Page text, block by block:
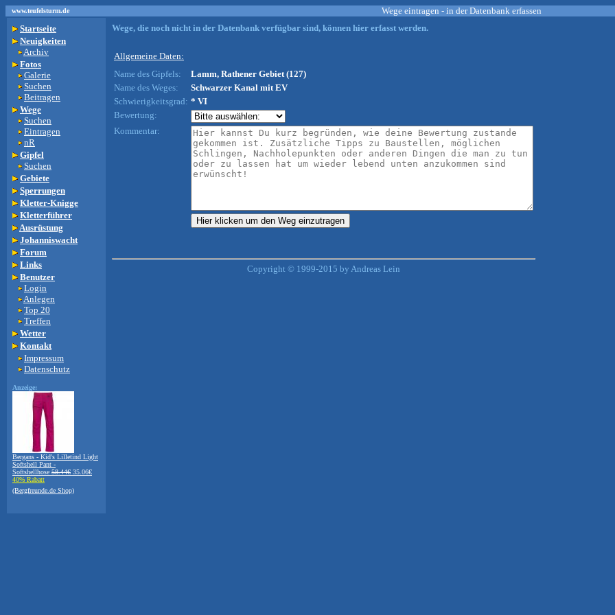
www.teufelsturm.de Wege eintragen - in der Datenbank erfassen
Startseite
Neuigkeiten
Archiv
Fotos
Galerie
Suchen
Beitragen
Wege
Suchen
Eintragen
nR
Gipfel
Suchen
Gebiete
Sperrungen
Kletter-Knigge
Kletterführer
Ausrüstung
Johanniswacht
Forum
Links
Benutzer
Login
Anlegen
Top 20
Treffen
Wetter
Kontakt
Impressum
Datenschutz
Anzeige:
Bergans - Kid's Lilletind Light
Softshell Pant -
Softshellhose 58.44€ 35.06€
40% Rabatt
(Bergfreunde.de Shop)
Wege, die noch nicht in der Datenbank verfügbar sind, können hier erfasst werden.
Allgemeine Daten:
Name des Gipfels:
Lamm, Rathener Gebiet (127)
Name des Weges:
Schwarzer Kanal mit EV
Schwierigkeitsgrad: * VI
Bewertung:
Kommentar:
Copyright © 1999-2015 by Andreas Lein